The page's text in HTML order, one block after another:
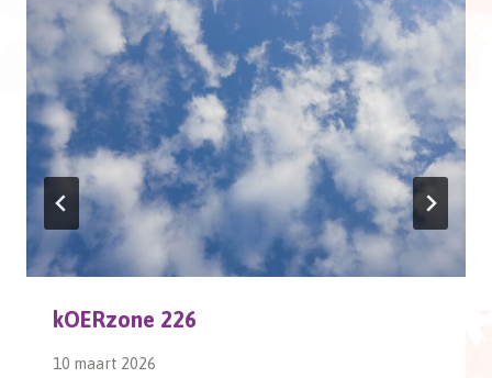
kOERzone 226
10 maart 2026